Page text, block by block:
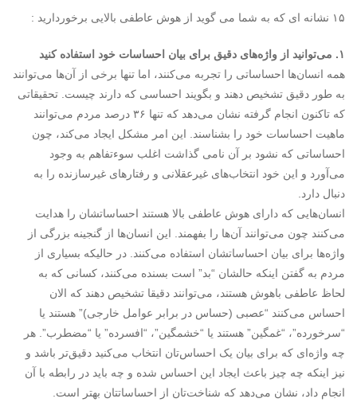
۱۵ نشانه ای که به شما می گوید از هوش عاطفی بالایی برخوردارید :
۱. می‌توانید از واژه‌های دقیق برای بیان احساسات خود استفاده ‌کنید
همه انسان‌ها احساساتی را تجربه می‌کنند، اما تنها برخی از آن‌ها می‌توانند
به طور دقیق تشخیص دهند و بگویند احساسی که دارند چیست. تحقیقاتی
که تاکنون انجام گرفته نشان می‌دهد که تنها ۳۶ درصد مردم می‌توانند
ماهیت احساسات خود را بشناسند. این امر مشکل ایجاد می‌کند، چون
احساساتی که نشود بر آن نامی گذاشت اغلب سوء‌تفاهم به وجود
می‌آورد و این خود انتخاب‌های غیرعقلانی و رفتارهای غیرسازنده را به
دنبال دارد.
انسان‌هایی که دارای هوش عاطفی بالا هستند احساساتشان را هدایت
می‌کنند چون می‌توانند آن‌ها را بفهمند. این انسان‌ها از گنجینه بزرگی از
واژه‌ها برای بیان احساساتشان استفاده می‌کنند. در حالیکه بسیاری از
مردم به گفتن اینکه حالشان “بد” است بسنده می‌کنند، کسانی که به
لحاظ عاطفی باهوش هستند، می‌توانند دقیقا تشخیص دهند که الان
احساس می‌کنند “عصبی (حساس در برابر عوامل خارجی)” هستند یا
“سرخورده”، “غمگین” هستند یا “خشمگین”، “افسرده” یا “مضطرب”‌. هر
چه واژه‌ای که برای بیان یک احساس‌‌تان انتخاب می‌کنید دقیق‌تر باشد و
نیز اینکه چه چیز باعث ایجاد این احساس شده و چه باید در رابطه با آن
انجام داد، نشان می‌دهد که شناخت‌تان از احساساتتان بهتر است.